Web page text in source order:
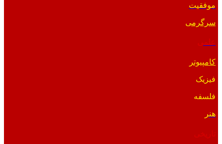
موفقیت
سرگرمی
کامپیوتر
فیزیک
فلسفه
هنر